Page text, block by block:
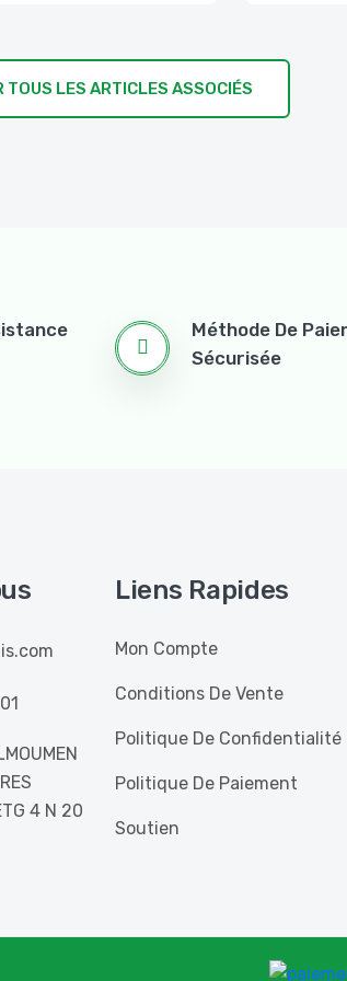
TOUS LES ARTICLES ASSOCIÉS
Méthode De
Sécurisée
4 N 20
Liens Rapides
Mon Compte
Conditions De Vente
Politique De Confidentialité
Politique De Paiement
Soutien